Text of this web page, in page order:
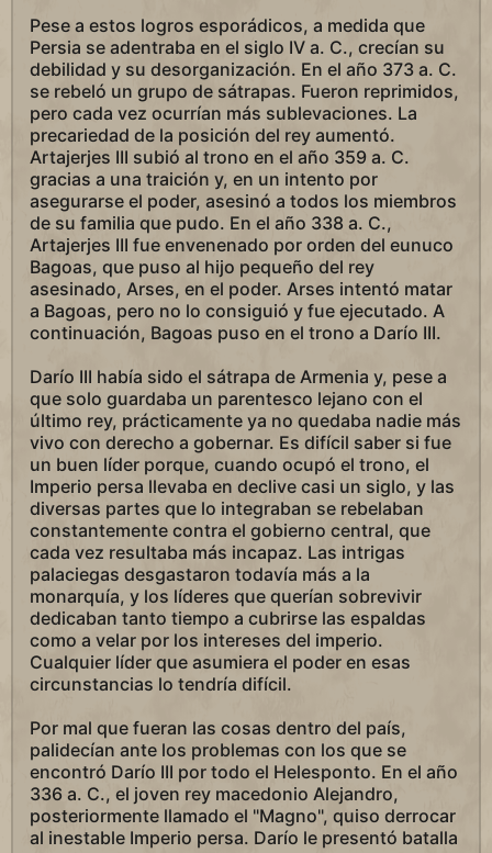
Pese a estos logros esporádicos, a medida que
Persia se adentraba en el siglo IV a. C., crecían su
debilidad y su desorganización. En el año 373 a. C.
se rebeló un grupo de sátrapas. Fueron reprimidos,
pero cada vez ocurrían más sublevaciones. La
precariedad de la posición del rey aumentó.
Artajerjes III subió al trono en el año 359 a. C.
gracias a una traición y, en un intento por
asegurarse el poder, asesinó a todos los miembros
de su familia que pudo. En el año 338 a. C.,
Artajerjes III fue envenenado por orden del eunuco
Bagoas, que puso al hijo pequeño del rey
asesinado, Arses, en el poder. Arses intentó matar
a Bagoas, pero no lo consiguió y fue ejecutado. A
continuación, Bagoas puso en el trono a Darío III.
Darío III había sido el sátrapa de Armenia y, pese a
que solo guardaba un parentesco lejano con el
último rey, prácticamente ya no quedaba nadie más
vivo con derecho a gobernar. Es difícil saber si fue
un buen líder porque, cuando ocupó el trono, el
Imperio persa llevaba en declive casi un siglo, y las
diversas partes que lo integraban se rebelaban
constantemente contra el gobierno central, que
cada vez resultaba más incapaz. Las intrigas
palaciegas desgastaron todavía más a la
monarquía, y los líderes que querían sobrevivir
dedicaban tanto tiempo a cubrirse las espaldas
como a velar por los intereses del imperio.
Cualquier líder que asumiera el poder en esas
circunstancias lo tendría difícil.
Por mal que fueran las cosas dentro del país,
palidecían ante los problemas con los que se
encontró Darío III por todo el Helesponto. En el año
336 a. C., el joven rey macedonio Alejandro,
posteriormente llamado el "Magno", quiso derrocar
al inestable Imperio persa. Darío le presentó batalla